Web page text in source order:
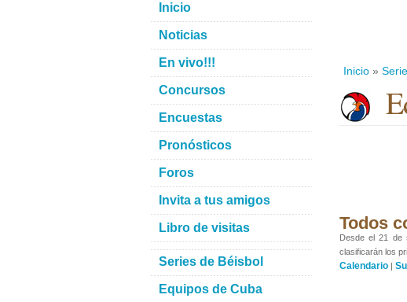
Inicio »
Todos
Desde el 21 de
clasificarán los
Calendario |
Inicio
Noticias
En vivo!!!
Concursos
Encuestas
Pronósticos
Foros
Invita a tus amigos
Libro de visitas
Series de Béisbol
Equipos de Cuba